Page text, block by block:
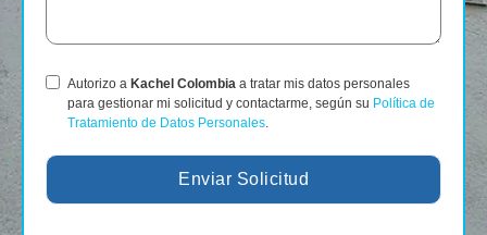
Autorizo a Kachel Colombia a tratar mis datos personales
para gestionar mi solicitud y contactarme, según su Política de
Tratamiento de Datos Personales
Enviar Solicitud